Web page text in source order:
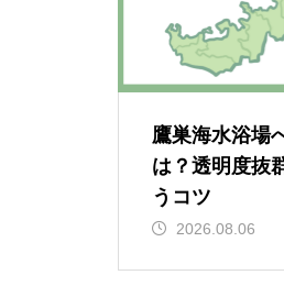
鷹巣海水浴場
は？透明度抜
うコツ
2026.08.06